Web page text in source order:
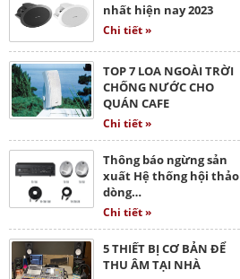
nhất hiện nay 2023
Chi tiết »
TOP 7 LOA NGOÀI TRỜI
CHỐNG NƯỚC CHO
QUÁN CAFE
Chi tiết »
Thông báo ngừng sản
xuất Hệ thống hội thảo
dòng…
Chi tiết »
5 THIẾT BỊ CƠ BẢN ĐỂ
THU ÂM TẠI NHÀ